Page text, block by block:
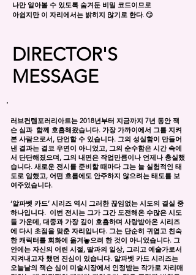
나만 알아볼 수 있도록 숨겨둔 비밀 코드이므로
아쉽지만 이 자리에서는 밝히지 않기로 한다. 😏
DIRECTOR'S
MESSAGE
러브컨템포러리아트는 2018년부터 지금까지 7년 동안 잭
슨 심과 함께 호흡해왔습니다. 가장 가까이에서 그를 지켜
본 사람으로서, 단언할 수 있습니다. 그의 성실함이 만들어
낸 결과는 결코 우연이 아니었고, 그의 순수함은 시간 속에
서 단단해졌으며, 그의 내면은 작업만큼이나 언제나 충실했
습니다. 새로운 전시를 준비할 때마다 그는 늘 실험적인 태
도로 임했고, 어떤 흐름에도 안주하지 않으려는 태도를 보
여주었습니다.
‘알파벳 카드’ 시리즈 역시 그러한 끊임없는 시도의 결실 중
하나입니다. 이번 전시는 그가 그간 도전해온 수많은 시도
들 가운데, 대중과 가장 깊이 호흡하며 사랑받아온 시리즈
에 다시 초점을 맞춘 자리입니다. 그는 단순히 귀엽고 친숙
한 캐릭터를 회화에 옮겨놓으려 한 것이 아니었습니다. 그
안에는 자신의 어린 시절, 딸과의 일상, 그리고 예술가로서
지켜내고자 했던 진심이 있습니다. 알파벳 카드 시리즈는
오늘날의 잭슨 심이 미술시장에서 인정받는 작가로 자리매